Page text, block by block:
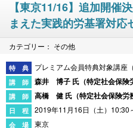
【東京11/16】追加開催
まえた実践的労基署対応
カテゴリー： その他
プレミアム会員特典対象講座
森井 博子 氏（特定社会保険
高橋 健 氏（特定社会保険労
2019年11月16日（土）10:30
東京